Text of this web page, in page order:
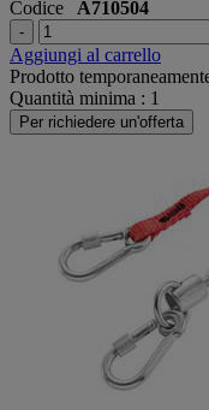
Codice A710504
-
Aggiungi al carrello
Prodotto
Quantità minima : 1
Per richiedere un'offerta